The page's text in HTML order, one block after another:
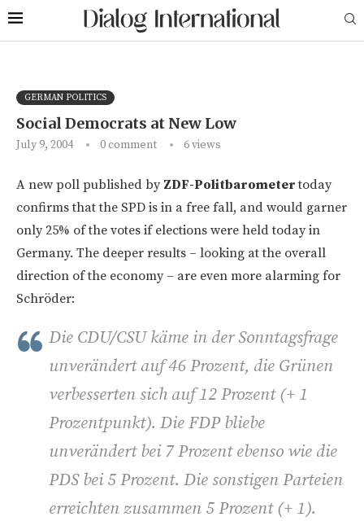
GERMAN POLITICS
Social Democrats at New Low
July 9, 2004 0 comment 6views
A new poll published by ZDF-Politbarometertoday
confirms that the SPD is in a free fall, and would garner
only 25% of the votes if elections were held today in
Germany. The deeper results – looking at the overall
direction of the economy – are even more alarming for
Schröder:
Die CDU/CSU käme in der Sonntagsfrage
unverändert auf 46 Prozent, die Grünen
verbesserten sich auf 12 Prozent (+ 1
Prozentpunkt). Die FDP bliebe
unverändert bei 7 Prozent ebenso wie die
PDS bei 5 Prozent. Die sonstigen Parteien
erreichten zusammen 5 Prozent (+ 1).